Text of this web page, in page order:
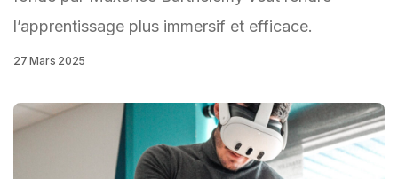
l’apprentissage plus immersif et efficace.
27 Mars 2025